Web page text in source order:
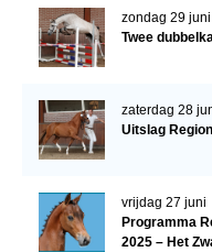
zondag 29 juni
Twee
zaterdag 28
Uitslag
vrijdag 27 juni
Programma
2025 – Het